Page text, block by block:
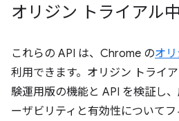
オリジン トライアル中
これらの API は、Chrome のオ
利用できます。オリジン トライ
験運用版の機能と API を検証し
ーザビリティと有効性について